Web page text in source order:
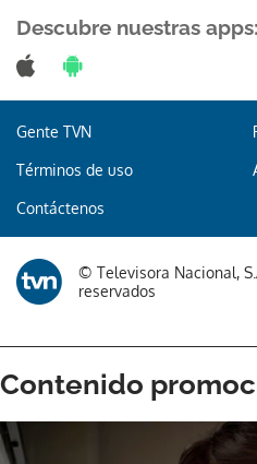
Descubre nuestras apps:
Gente TVN
Términos de uso
Contáctenos
© Televisora Nacional,
reservados